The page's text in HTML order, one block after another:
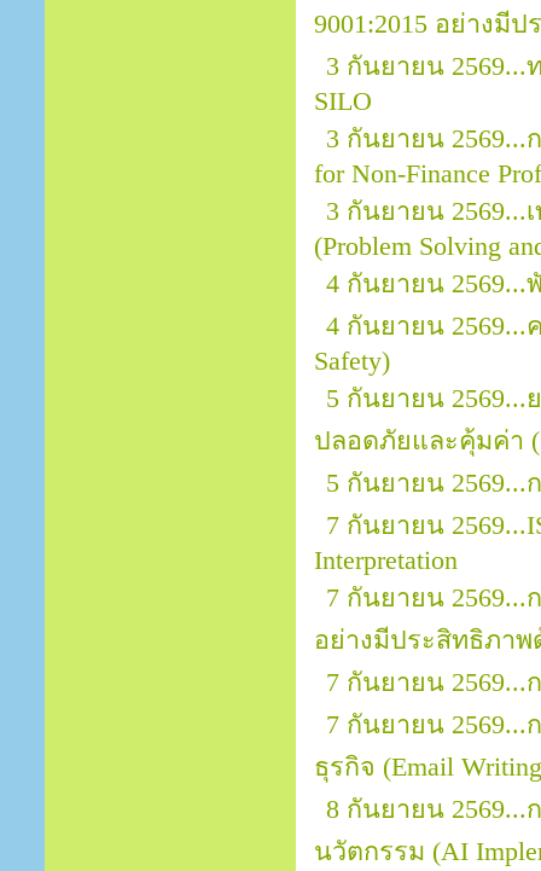
9001:2015 อย่างมี
3 กันยายน
SILO
3 กันยายน 2569...
for Non-Finance
3 กันยายน
(Problem Solving
4 กันยายน
4 กันยายน 2569...
Safety)
5 กันยายน
ปลอดภัยและคุ้มค่า
5 กันยายน 2569...
7 กันยายน
Interpretation
7 กันยายน
อย่างมีประสิทธิภาพ
7 กันยายน 2569...
7 กันยายน 2569...
ธุรกิจ (Email
8 กันยายน 2569...
นวัตกรรม (AI